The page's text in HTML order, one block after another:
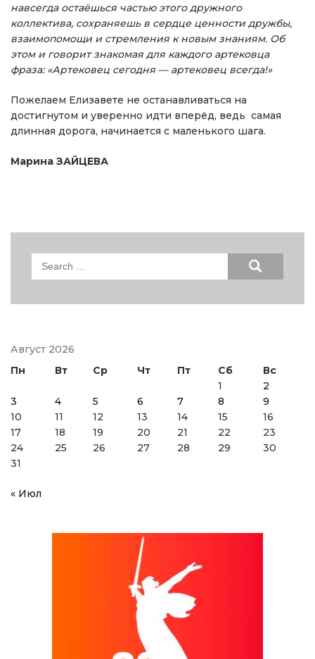
навсегда остаёшься частью этого дружного
коллектива, сохраняешь в сердце ценности дружбы,
взаимопомощи и стремления к новым знаниям. Об
этом и говорит знакомая для каждого артековца
фраза: «Артековец сегодня — артековец всегда!»
Пожелаем Елизавете не останавливаться на
достигнутом и уверенно идти вперёд, ведь самая
длинная дорога, начинается с маленького шага.
Марина ЗАЙЦЕВА
Search
Август 2026
Пн
Вт Ср Чт Пт Сб
Вс
1
2
3
4 5 6 7 8
9
10
11 12 13 14 15
16
17
18 19 20 21 22
23
24
25 26 27 28 29
30
31
« Июл